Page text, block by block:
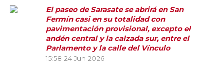
El paseo de Sarasate se abrirá en San
Fermín casi en su totalidad con
pavimentación provisional, excepto el
andén central y la calzada sur, entre el
Parlamento y la calle del Vínculo
15:58 24 Jun 2026